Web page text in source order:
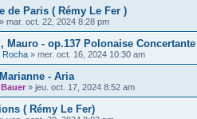
de Paris ( Rémy Le Fer )
» mar. oct. 22, 2024 8:28 pm
Mauro - op.137 Polonaise Concertante
Rocha » mer. oct. 16, 2024 10:30 am
- Aria
» jeu. oct. 17, 2024 8:52 am
( Rémy Le Fer)